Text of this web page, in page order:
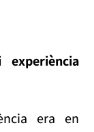
era en